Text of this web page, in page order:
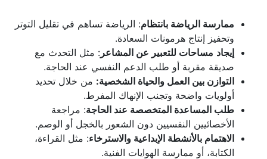
ممارسة الرياضة بانتظام: الرياضة تساهم في تقليل التوتر
وتحفيز إنتاج هرمونات السعادة.
إيجاد مساحات للتعبير عن المشاعر : مثل التحدث مع
صديقة مقربة أو طلب الدعم النفسي عند الحاجة.
التوازن بين العمل والحياة الشخصية: من خلال تحديد
أولويات واضحة وتجنب الإنهاك المفرط.
طلب المساعدة المتخصصة عند الحاجة: مراجعة
الأخصائيين النفسيين دون الشعور بالخجل أو الوصم.
الاهتمام بالأنشطة الإبداعية والاسترخاء: مثل القراءة،
الكتابة، أو ممارسة الهوايات الفنية.